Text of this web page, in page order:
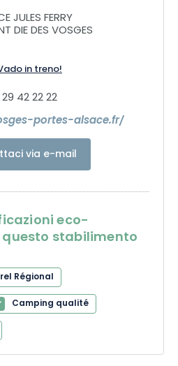
tradizionali... Esplorare i
scoprire una fonte di storia,
e, soprattutto, un tesoro!
JULES FERRY
DIE DES VOSGES
in treno!
42 22 22
portes-alsace.fr/
via e-mail
eco-
stabilimento
Régional
Camping qualité